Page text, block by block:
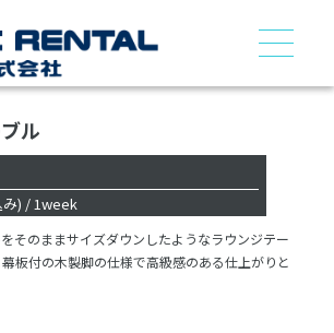
ル
) / 1week
そのままサイズダウンしたようなラウンジテー
板付の木製脚の仕様で高級感のある仕上がりと